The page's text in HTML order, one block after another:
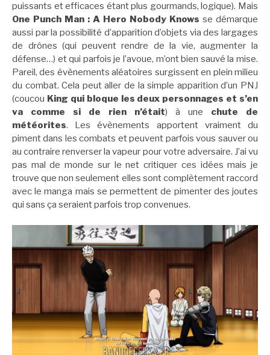
puissants et efficaces étant plus gourmands, logique). Mais
One Punch Man : A Hero Nobody Knows se démarque
aussi par la possibilité d’apparition d’objets via des largages
de drônes (qui peuvent rendre de la vie, augmenter la
défense…) et qui parfois je l’avoue, m’ont bien sauvé la mise.
Pareil, des évènements aléatoires surgissent en plein milieu
du combat. Cela peut aller de la simple apparition d’un PNJ
(coucou King qui bloque les deux personnages et s’en
va comme si de rien n’était) à une chute de
météorites. Les évènements apportent vraiment du
piment dans les combats et peuvent parfois vous sauver ou
au contraire renverser la vapeur pour votre adversaire. J’ai vu
pas mal de monde sur le net critiquer ces idées mais je
trouve que non seulement elles sont complètement raccord
avec le manga mais se permettent de pimenter des joutes
qui sans ça seraient parfois trop convenues.